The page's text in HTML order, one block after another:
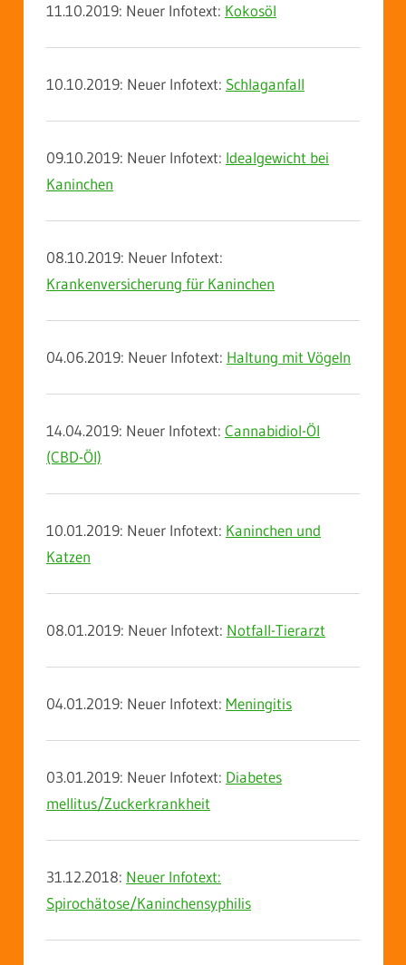
11.10.2019: Neuer Infotext: Kokosöl
10.10.2019: Neuer Infotext: Schlaganfall
09.10.2019: Neuer Infotext: Idealgewicht bei
Kaninchen
08.10.2019: Neuer Infotext:
Krankenversicherung für Kaninchen
04.06.2019: Neuer Infotext: Haltung mit Vögeln
14.04.2019: Neuer Infotext: Cannabidiol-Öl
(CBD-Öl)
10.01.2019: Neuer Infotext: Kaninchen und
Katzen
08.01.2019: Neuer Infotext: Notfall-Tierarzt
04.01.2019: Neuer Infotext: Meningitis
03.01.2019: Neuer Infotext: Diabetes
mellitus/Zuckerkrankheit
31.12.2018: Neuer Infotext:
Spirochätose/Kaninchensyphilis